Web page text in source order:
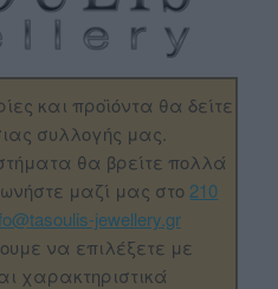
και προϊόντα θα δείτε
συλλογής μας.
θα βρείτε πολλά
μαζί μας στο 210
jewellery.gr
να επιλέξετε με
χαρακτηριστικά